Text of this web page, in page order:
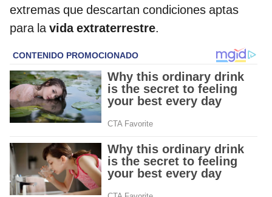
extremas que descartan condiciones aptas
para lavida extraterrestre.